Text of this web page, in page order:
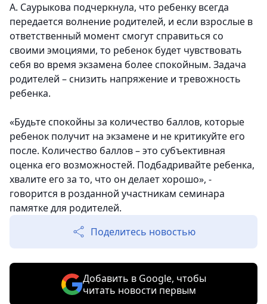
А. Саурыкова подчеркнула, что ребенку всегда
передается волнение родителей, и если взрослые в
ответственный момент смогут справиться со
своими эмоциями, то ребенок будет чувствовать
себя во время экзамена более спокойным. Задача
родителей – снизить напряжение и тревожность
ребенка.
«Будьте спокойны за количество баллов, которые
ребенок получит на экзамене и не критикуйте его
после. Количество баллов – это субъективная
оценка его возможностей. Подбадривайте ребенка,
хвалите его за то, что он делает хорошо», -
говорится в розданной участникам семинара
памятке для родителей.
Поделитесь новостью
Добавить в Google, чтобы
читать новости первым